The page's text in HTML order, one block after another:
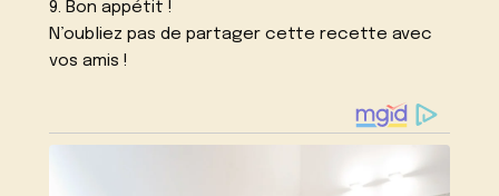
9. Bon appétit !
N’oubliez pas de partager cette recette avec
vos amis !